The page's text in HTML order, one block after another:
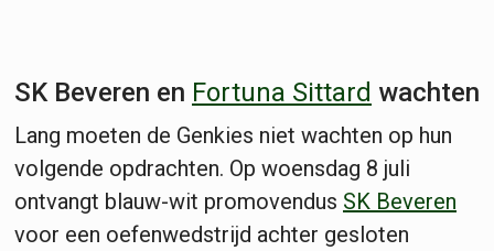
SK Beveren en Fortuna Sittard wachten
Lang moeten de Genkies niet wachten op hun
volgende opdrachten. Op woensdag 8 juli
ontvangt blauw-wit promovendus SK Beveren
voor een oefenwedstrijd achter gesloten